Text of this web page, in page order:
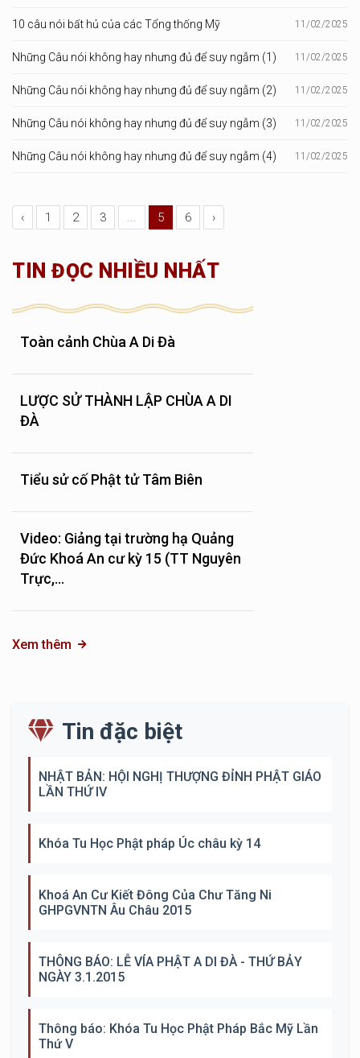
10 câu nói bất hủ của các Tổng thống Mỹ 11/02/2025
Những Câu nói không hay nhưng đủ để suy ngẫm (1) 11/02/2025
Những Câu nói không hay nhưng đủ để suy ngẫm (2) 11/02/2025
Những Câu nói không hay nhưng đủ để suy ngẫm (3) 11/02/2025
Những Câu nói không hay nhưng đủ để suy ngẫm (4) 11/02/2025
‹ 1 2 3 ... 5 6 ›
TIN ĐỌC NHIỀU NHẤT
Toàn cảnh Chùa A Di Đà
LƯỢC SỬ THÀNH LẬP CHÙA A DI
ĐÀ
Tiểu sử cố Phật tử Tâm Biên
Video: Giảng tại trường hạ Quảng
Đức Khoá An cư kỳ 15 (TT Nguyên
Trực,...
Xem thêm
Tin đặc biệt
NHẬT BẢN: HỘI NGHỊ THƯỢNG ĐỈNH PHẬT GIÁO
LẦN THỨ IV
Khóa Tu Học Phật pháp Úc châu kỳ 14
Khoá An Cư Kiết Đông Của Chư Tăng Ni
GHPGVNTN Âu Châu 2015
THÔNG BÁO: LỄ VÍA PHẬT A DI ĐÀ - THỨ BẢY
NGÀY 3.1.2015
Thông báo: Khóa Tu Học Phật Pháp Bắc Mỹ Lần
Thứ V